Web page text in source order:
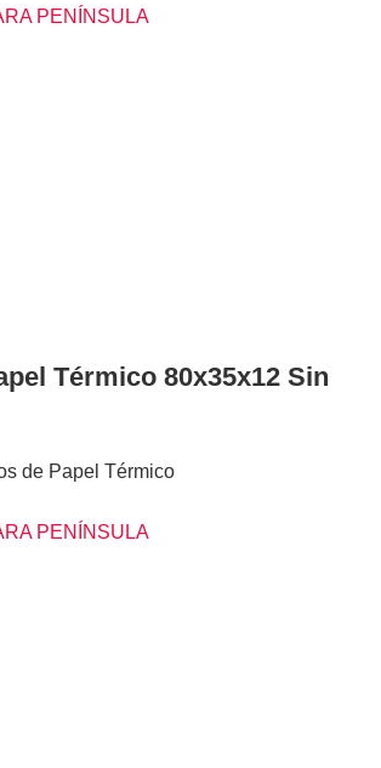
PENÍNSULA
Térmico 80x35x12 Sin
de Papel Térmico
PENÍNSULA